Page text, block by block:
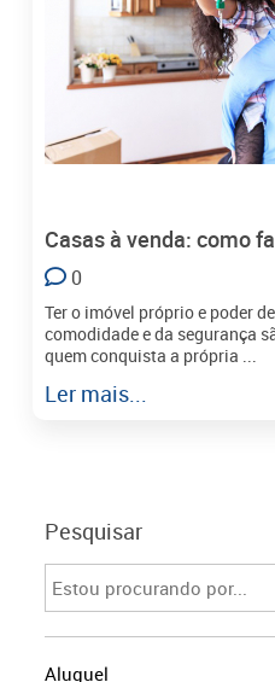
Casas à venda: como
0
Ter o imóvel próprio e poder
comodidade e da segurança
quem conquista a própria ...
Ler mais...
Pesquisar
Aluguel